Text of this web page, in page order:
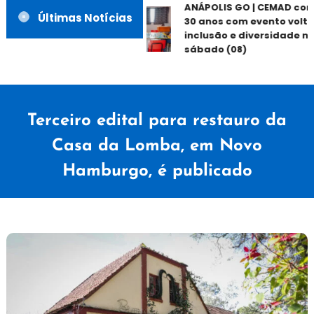
Últimas Notícias
ANÁPOLIS GO | CEMAD
30 anos com evento
inclusão e diversidade
sábado (08)
Terceiro edital para restauro da
Casa da Lomba, em Novo
Hamburgo, é publicado